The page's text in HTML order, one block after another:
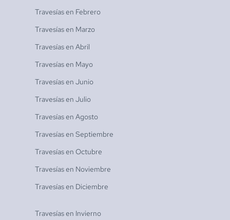
Travesías en Febrero
Travesías en Marzo
Travesías en Abril
Travesías en Mayo
Travesías en Junio
Travesías en Julio
Travesías en Agosto
Travesías en Septiembre
Travesías en Octubre
Travesías en Noviembre
Travesías en Diciembre
Travesías en Invierno